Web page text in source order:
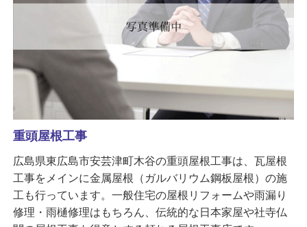
重頭屋根工事
広島県東広島市安芸津町木谷の重頭屋根工事は、瓦屋根
工事をメインに金属屋根（ガルバリウム鋼板屋根）の施
工も行っています。一般住宅の屋根リフォームや雨漏り
修理・雨樋修理はもちろん、伝統的な日本家屋や社寺仏